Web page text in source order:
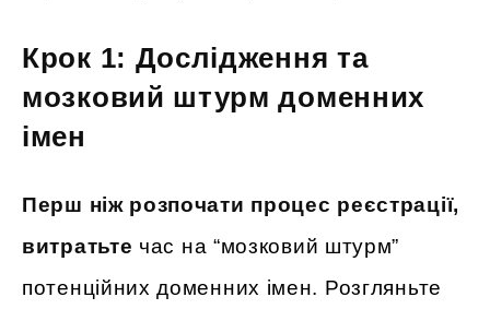
Крок 1: Дослідження та
мозковий штурм доменних
імен
Перш ніж розпочати процес реєстрації,
витратьте час на “мозковий штурм”
потенційних доменних імен. Розгляньте